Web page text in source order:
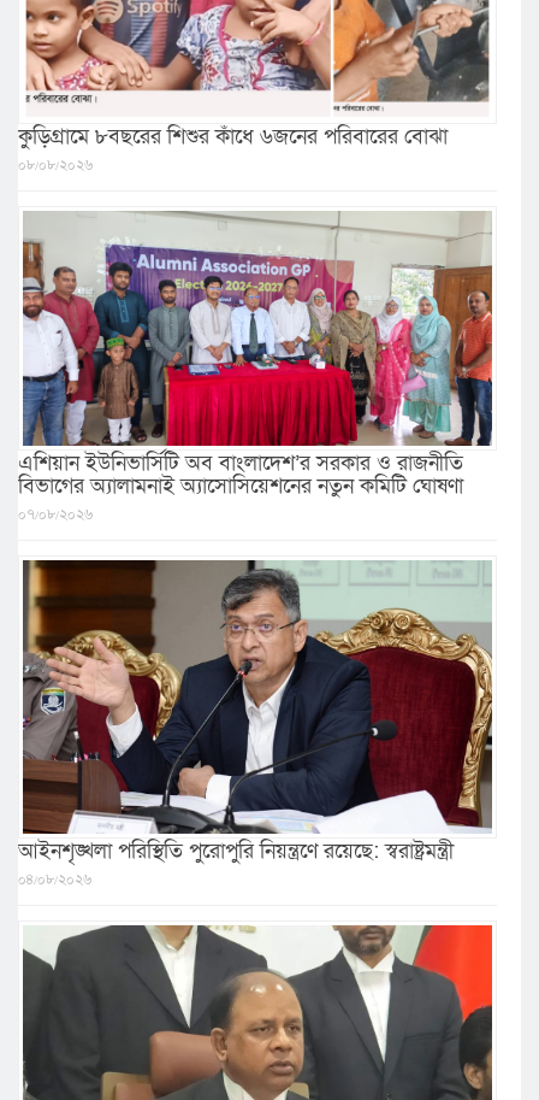
কুড়িগ্রামে ৮বছরের শিশুর কাঁধে ৬জনের পরিবারের বোঝা
০৮/০৮/২০২৬
এশিয়ান ইউনিভার্সিটি অব বাংলাদেশ’র সরকার ও রাজনীতি
বিভাগের অ্যালামনাই অ্যাসোসিয়েশনের নতুন কমিটি ঘোষণা
০৭/০৮/২০২৬
আইনশৃঙ্খলা পরিস্থিতি পুরোপুরি নিয়ন্ত্রণে রয়েছে: স্বরাষ্ট্রমন্ত্রী
০৪/০৮/২০২৬